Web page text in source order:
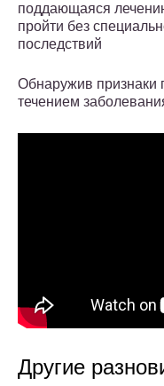
поддающаяся
пройти без
последствий
Обнаружив признаки
течением
Другие